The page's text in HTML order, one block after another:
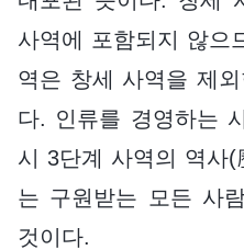
사역에 포함되지 않으
역은 창세 사역을 제
다. 인류를 경영하는
시 3단계 사역의 역사
는 구원받는 모든 사
것이다.